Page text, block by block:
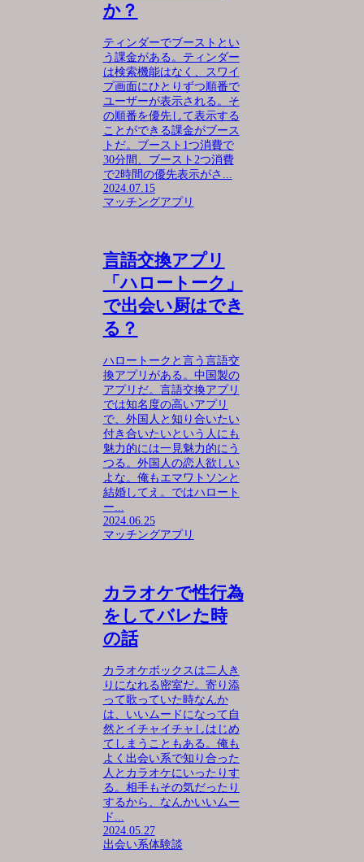
か？
ティンダーでブーストとい
う課金がある。ティンダー
は検索機能はなく、スワイ
プ画面にひとりずつ順番で
ユーザーが表示される。そ
の順番を優先して表示する
ことができる課金がブース
トだ。ブースト1つ消費で
30分間、ブースト2つ消費
で2時間の優先表示がさ...
2024.07.15
マッチングアプリ
言語交換アプリ
「ハロートーク」
で出会い厨はでき
る？
ハロートークと言う言語交
換アプリがある。中国製の
アプリだ。言語交換アプリ
では知名度の高いアプリ
で、外国人と知り合いたい
付き合いたいという人にも
魅力的には一見魅力的にう
つる。外国人の恋人欲しい
よな。俺もエマワトソンと
結婚してえ。ではハロート
ー...
2024.06.25
マッチングアプリ
カラオケで性行為
をしてバレた時
の話
カラオケボックスは二人き
りになれる密室だ。寄り添
って歌っていた時なんか
は、いいムードになって自
然とイチャイチャしはじめ
てしまうこともある。俺も
よく出会い系で知り合った
人とカラオケにいったりす
る。相手もその気だったり
するから、なんかいいムー
ド...
2024.05.27
出会い系体験談